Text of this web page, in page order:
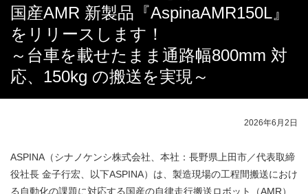
国産AMR 新製品『AspinaAMR150L』
をリリースします！
～台車を載せたまま通路幅800mm 対
応、150kg の搬送を実現～
2026年6月2日
ASPINA（シナノケンシ株式会社、本社：長野県上田市／代表取締
役社長 金子行宏、以下ASPINA）は、製造現場の工程間搬送におけ
る自動化の課題に対応する国産の自律走行搬送ロボット（AMR）